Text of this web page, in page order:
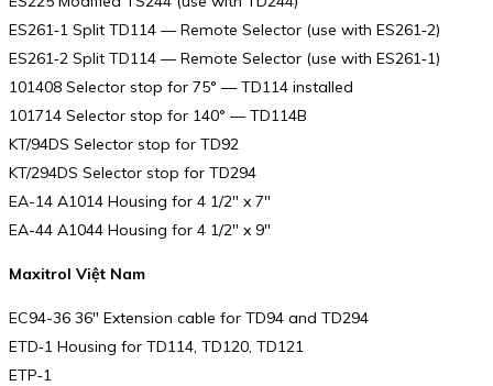
ES261‑1 Split TD114 — Remote Selector (use with ES261‑2)
ES261‑2 Split TD114 — Remote Selector (use with ES261‑1)
101408 Selector stop for 75° — TD114 installed
101714 Selector stop for 140° — TD114B
KT/94DS Selector stop for TD92
KT/294DS Selector stop for TD294
EA-14 A1014 Housing for 4 1/2″ x 7″
EA-44 A1044 Housing for 4 1/2″ x 9″
Maxitrol Việt Nam
EC94-36 36″ Extension cable for TD94 and TD294
ETD‑1 Housing for TD114, TD120, TD121
ETP‑1